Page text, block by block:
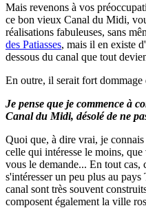
Mais revenons à vos
ce bon vieux Canal du Midi,
réalisations fabuleuses, sans
des Patiasses, mais il en existe
dessous du canal que tout
En outre, il serait fort dommage
Je pense que je commence à
Canal du Midi, désolé de ne
Quoi que, à dire vrai, je
celle qui intéresse le moins,
vous le demande... En tout cas,
s'intéresser un peu plus au
canal sont très souvent
composent également la ville